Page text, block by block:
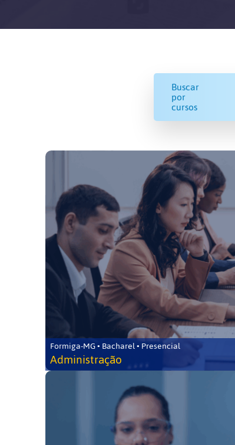
Buscar
por
cursos
Formiga-MG • Bacharel • Presencial
Administração